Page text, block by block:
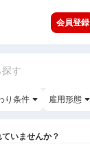
会員登録
す
り条件 雇用形態
いませんか？